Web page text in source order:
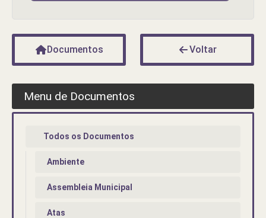
Documentos Voltar
Menu de Documentos
Todos os Documentos
Ambiente
Assembleia Municipal
Atas